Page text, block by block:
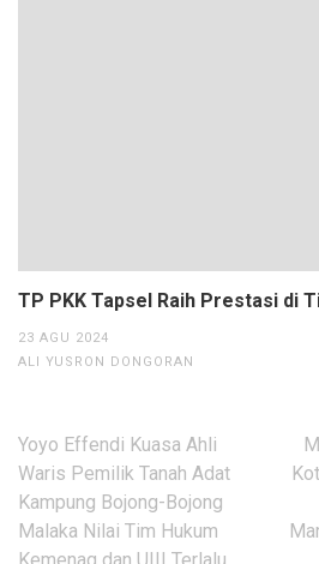
TP PKK Tapsel Raih Prestasi di
23 AGU 2024
ALI YUSRON DONGORAN
Navigasi
pos
Yoyo Effendi Kuasa Ahli
Waris Pemilik Tanah Adat
Kampung Bojong-Bojong
Malaka Nilai Tim Hukum